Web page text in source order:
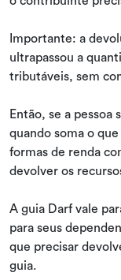
Importante: a
ultrapassou a
tributáveis, sem
Então, se a pessoa
quando soma o
formas de renda
devolver os
A guia Darf vale
para seus
que precisar
guia.